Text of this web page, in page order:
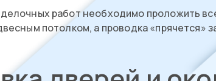
работ необходимо проложить
потолком, а проводка